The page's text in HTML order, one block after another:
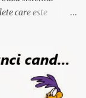
care este
de mai
a-bike,
s-a si concretizat.